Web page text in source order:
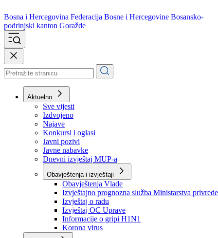
Bosna i Hercegovina
podrinjski kanton Goražde
Aktuelno
Sve vijesti
Izdvojeno
Najave
Konkursi i oglasi
Javni pozivi
Javne nabavke
Dnevni izvještaj MUP-a
Obavještenja i izvještaji
Obavještenja Vlade
Izvještajno prognozna služba Ministarstva privrede
Izvještaj o radu
Izvještaj OC Uprave